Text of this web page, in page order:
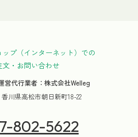
ップ（インターネット）での
文・お問い合わせ
営代行業者：株式会社Welleg
川県高松市朝日新町18-22
802-5622